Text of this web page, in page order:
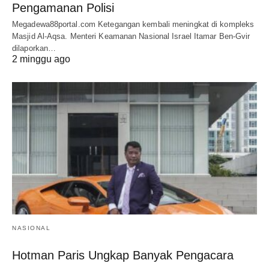
Pengamanan Polisi
Megadewa88portal.com Ketegangan kembali meningkat di kompleks
Masjid Al-Aqsa. Menteri Keamanan Nasional Israel Itamar Ben-Gvir
dilaporkan…
2 minggu ago
NASIONAL
Hotman Paris Ungkap Banyak Pengacara